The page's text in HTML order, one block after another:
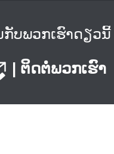
ກັບພວກເຮົາດຽວນີ້
| ຕິດຕໍ່ພວກເຮົາ